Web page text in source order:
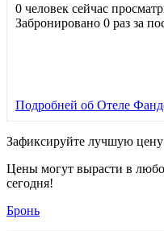
0 человек сейчас
Забронировано 0 раз за
Подробней об Отеле
Зафиксируйте лучшую
Цены могут вырасти в
сегодня!
Бронь